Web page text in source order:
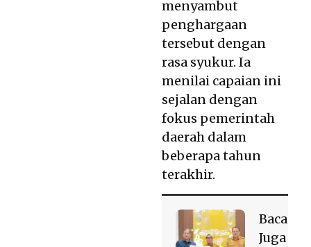
menyambut
penghargaan
tersebut dengan
rasa syukur. Ia
menilai capaian ini
sejalan dengan
fokus pemerintah
daerah dalam
beberapa tahun
terakhir.
Baca
Juga